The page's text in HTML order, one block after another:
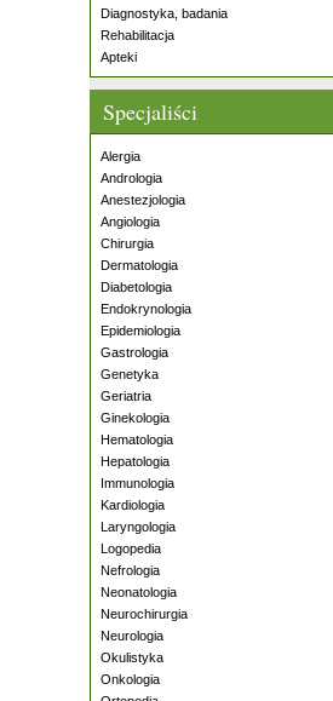
Diagnostyka, badania
Rehabilitacja
Apteki
Specjaliści
Alergia
Andrologia
Anestezjologia
Angiologia
Chirurgia
Dermatologia
Diabetologia
Endokrynologia
Epidemiologia
Gastrologia
Genetyka
Geriatria
Ginekologia
Hematologia
Hepatologia
Immunologia
Kardiologia
Laryngologia
Logopedia
Nefrologia
Neonatologia
Neurochirurgia
Neurologia
Okulistyka
Onkologia